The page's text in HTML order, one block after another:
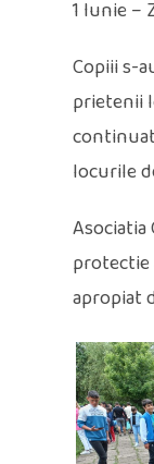
1 Iunie –
Copiii s-
prietenii
locurile
protectie
apropiat